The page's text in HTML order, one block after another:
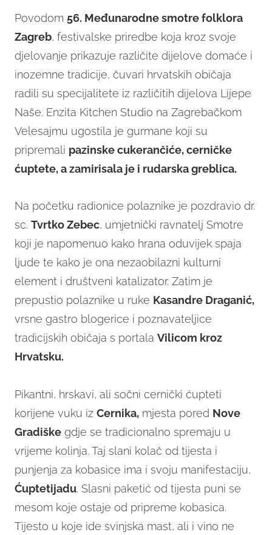
Povodom 56. Međunarodne smotre folklora
Zagreb, festivalske priredbe koja kroz svoje
djelovanje prikazuje različite dijelove domaće i
inozemne tradicije, čuvari hrvatskih običaja
radili su specijalitete iz različitih dijelova Lijepe
Naše. Enzita Kitchen Studio na Zagrebačkom
Velesajmu ugostila je gurmane koji su
pripremali pazinske cukerančiće, cerničke
ćuptete, a zamirisala je i rudarska greblica.
Na početku radionice polaznike je pozdravio dr.
sc. Tvrtko Zebec, umjetnički ravnatelj Smotre
koji je napomenuo kako hrana oduvijek spaja
ljude te kako je ona nezaobilazni kulturni
element i društveni katalizator. Zatim je
prepustio polaznike u ruke Kasandre Draganić,
vrsne gastro blogerice i poznavateljice
tradicijskih običaja s portala Vilicom kroz
Hrvatsku.
Pikantni, hrskavi, ali sočni cernički ćupteti
korijene vuku iz Cernika, mjesta pored Nove
Gradiške gdje se tradicionalno spremaju u
vrijeme kolinja. Taj slani kolač od tijesta i
punjenja za kobasice ima i svoju manifestaciju,
Ćuptetijadu. Slasni paketić od tijesta puni se
mesom koje ostaje od pripreme kobasica.
Tijesto u koje ide svinjska mast, ali i vino ne